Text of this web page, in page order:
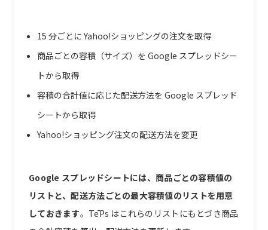
15 分ごとに Yahoo!ショッピングの注文を取得
商品ごとの容積（サイズ）を Google スプレッドシー
トから取得
容積の合計値に応じた配送方法を Google スプレッド
シートから取得
Yahoo!ショッピング注文の配送方法を変更
Google スプレッドシートには、商品ごとの容積値の
リストと、配送方法ごとの最大容積値のリストを用意
しておきます。TēPs はこれらのリストにもとづき商品